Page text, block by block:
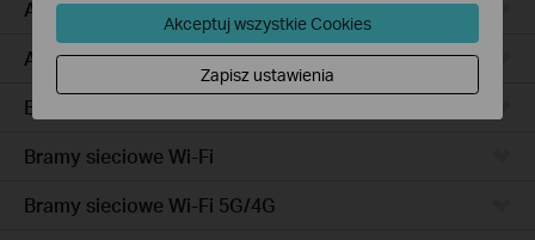
Access Pro
Access
Bramy sieciowe przewodowe
Bramy sieciowe Wi-Fi
Bramy sieciowe Wi-Fi 5G/4G
Akceptuj wszystkie Cookies
Zapisz ustawienia